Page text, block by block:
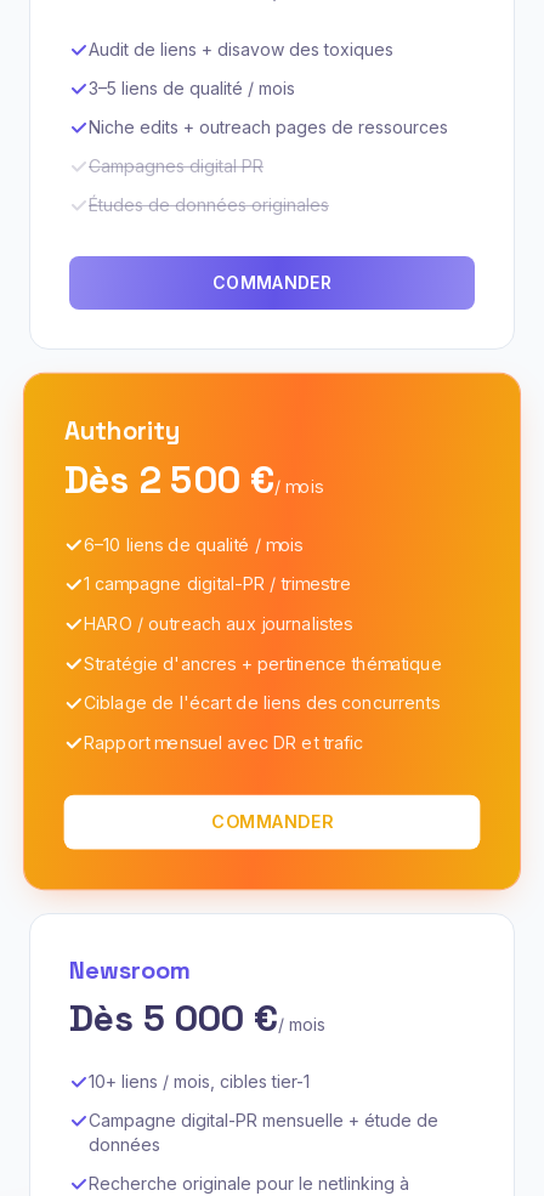
Audit de liens + disavow des toxiques
3–5 liens de qualité / mois
Niche edits + outreach pages de ressources
Campagnes digital PR
Études de données originales
COMMANDER
Authority
Dès 2 500 €/ mois
6–10 liens de qualité / mois
1 campagne digital-PR / trimestre
HARO / outreach aux journalistes
Stratégie d'ancres + pertinence thématique
Ciblage de l'écart de liens des concurrents
Rapport mensuel avec DR et trafic
COMMANDER
Newsroom
Dès 5 000 €/ mois
10+ liens / mois, cibles tier-1
Campagne digital-PR mensuelle + étude de
données
Recherche originale pour le netlinking à